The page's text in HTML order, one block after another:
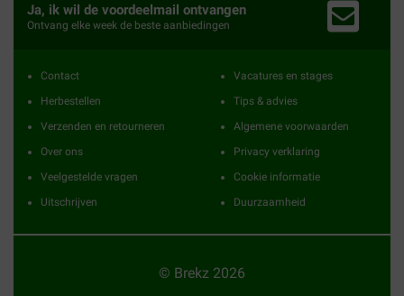
Ja, ik wil de voordeelmail ontvangen
Ontvang elke week de beste aanbiedingen
Contact
Herbestellen
Verzenden en retourneren
Over ons
Veelgestelde vragen
Uitschrijven
Vacatures en stages
Tips & advies
Algemene voorwaarden
Privacy verklaring
Cookie informatie
Duurzaamheid
© Brekz 2026